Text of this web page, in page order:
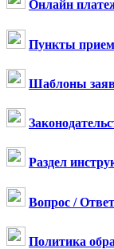
Онлайн
Пункты
Шаблоны
Раздел
Вопрос / Ответ
Политика